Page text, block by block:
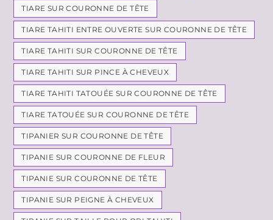
TIARE SUR COURONNE DE TÊTE
TIARE TAHITI ENTRE OUVERTE SUR COURONNE DE TÊTE
TIARE TAHITI SUR COURONNE DE TÊTE
TIARE TAHITI SUR PINCE À CHEVEUX
TIARE TAHITI TATOUÉE SUR COURONNE DE TÊTE
TIARE TATOUÉE SUR COURONNE DE TÊTE
TIPANIER SUR COURONNE DE TÊTE
TIPANIE SUR COURONNE DE FLEUR
TIPANIE SUR COURONNE DE TÊTE
TIPANIE SUR PEIGNE À CHEVEUX